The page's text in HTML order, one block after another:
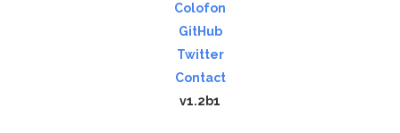
Colofon
GitHub
Twitter
Contact
v1.2b1